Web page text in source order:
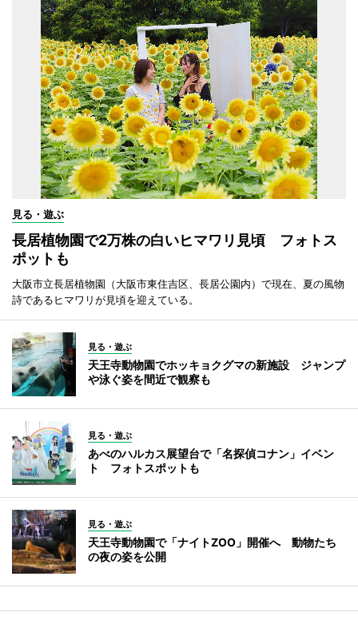
見る・遊ぶ
長居植物園で2万株の白いヒマワリ見頃 フォトス
ポットも
大阪市立長居植物園（大阪市東住吉区、長居公園内）で現在、夏の風物
詩であるヒマワリが見頃を迎えている。
見る・遊ぶ
天王寺動物園でホッキョクグマの新施設 ジャンプ
や泳ぐ姿を間近で観察も
見る・遊ぶ
あべのハルカス展望台で「名探偵コナン」イベン
ト フォトスポットも
見る・遊ぶ
天王寺動物園で「ナイトZOO」開催へ 動物たち
の夜の姿を公開